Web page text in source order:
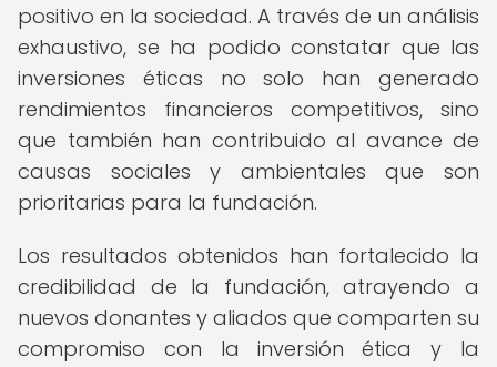
positivo en la sociedad. A través de un análisis
exhaustivo, se ha podido constatar que las
inversiones éticas no solo han generado
rendimientos financieros competitivos, sino
que también han contribuido al avance de
causas sociales y ambientales que son
prioritarias para la fundación.
Los resultados obtenidos han fortalecido la
credibilidad de la fundación, atrayendo a
nuevos donantes y aliados que comparten su
compromiso con la inversión ética y la